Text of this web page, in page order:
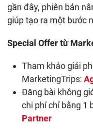
gần đây, phiên bản
giúp tạo ra một bước
Special Offer từ
Tham khảo giải
MarketingTrips:
Đăng bài không
chi phí chỉ bằng 1
Partner